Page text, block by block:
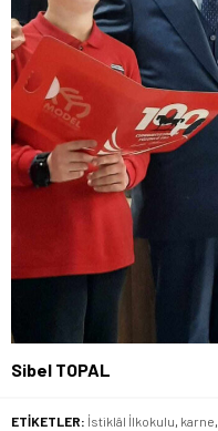
Sibel TOPAL
ETİKETLER: İstiklâl İlkokulu, karne,